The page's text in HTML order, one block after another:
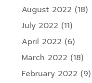
August 2022 (18)
July 2022 (11)
April 2022 (6)
March 2022 (18)
February 2022 (9)